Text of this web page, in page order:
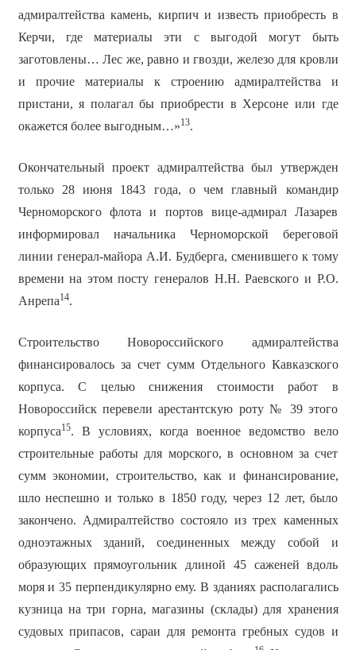
адмиралтейства камень, кирпич и известь приобресть в
Керчи, где материалы эти с выгодой могут быть
заготовлены… Лес же, равно и гвозди, железо для кровли
и прочие материалы к строению адмиралтейства и
пристани, я полагал бы приобрести в Херсоне или где
окажется более выгодным…»13.
Окончательный проект адмиралтейства был утвержден
только 28 июня 1843 года, о чем главный командир
Черноморского флота и портов вице-адмирал Лазарев
информировал начальника Черноморской береговой
линии генерал-майора А.И. Будберга, сменившего к тому
времени на этом посту генералов Н.Н. Раевского и Р.О.
Анрепа14.
Строительство Новороссийского адмиралтейства
финансировалось за счет сумм Отдельного Кавказского
корпуса. С целью снижения стоимости работ в
Новороссийск перевели арестантскую роту № 39 этого
корпуса15. В условиях, когда военное ведомство вело
строительные работы для морского, в основном за счет
сумм экономии, строительство, как и финансирование,
шло неспешно и только в 1850 году, через 12 лет, было
закончено. Адмиралтейство состояло из трех каменных
одноэтажных зданий, соединенных между собой и
образующих прямоугольник длиной 45 саженей вдоль
моря и 35 перпендикулярно ему. В зданиях располагались
кузница на три горна, магазины (склады) для хранения
судовых припасов, сараи для ремонта гребных судов и